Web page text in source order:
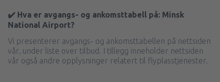
✔️ Hva er avgangs- og ankomsttabell på: Minsk
National Airport?
Vi presenterer avgangs- og ankomsttabellen på nettsiden
vår, under liste over tilbud. I tillegg inneholder nettsiden
vår også andre opplysninger relatert til flyplasstjenester.